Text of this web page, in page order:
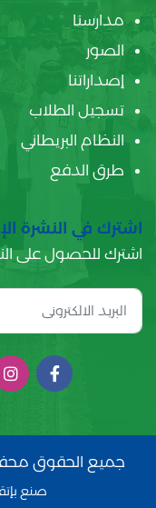
مدارسنا
الصور
إصداراتنا
تسجيل الطلاب
النظام البريطاني
طرق الدفع
اشترك في النشرة
اشترك للحصول على
جميع الحقوق
صنع